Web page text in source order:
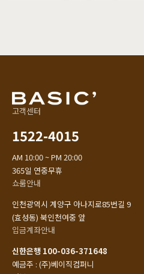
고객센터
1522-4015
AM 10:00 ~ PM 20:00
365일 연중무휴
쇼룸안내
인천광역시 계양구 아나지로85번길 9
(효성동) 북인천여중 앞
입금계좌안내
신한은행 100-036-371648
예금주 : (주)베이직컴퍼니